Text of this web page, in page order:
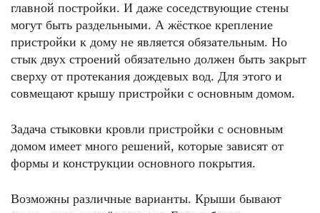
главной постройки. И даже соседствующие стены
могут быть раздельными. А жёсткое крепление
пристройки к дому не является обязательным. Но
стык двух строений обязательно должен быть закрыт
сверху от протекания дождевых вод. Для этого и
совмещают крышу пристройки с основным домом.
Задача стыковки кровли пристройки с основным
домом имеет много решений, которые зависят от
формы и конструкции основного покрытия.
Возможны различные варианты. Крыши бывают